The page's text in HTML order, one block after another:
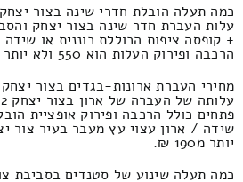
כמה תעלה הובלת חדרי שינה בצור
עלות העברת חדר שינה בצור יצחק
+ קופסה ציפות הכוללת כוננית או
הרכבה ופירוק העלות הוא 550 ולא יותר מ230 ₪.
מחירי העברת ארונות-בגדים בצור
פתחים כולל הרכבה ופירוק אופציית
יותר מ190 ₪.
כמה תעלה שינוע של סטנדים בסביבת